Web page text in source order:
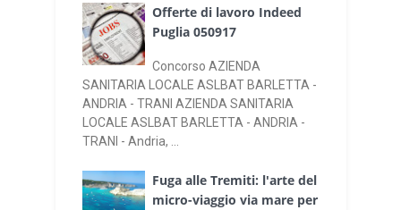
Offerte di lavoro Indeed
Puglia 050917
Concorso AZIENDA
SANITARIA LOCALE ASLBAT BARLETTA -
ANDRIA - TRANI AZIENDA SANITARIA
LOCALE ASLBAT BARLETTA - ANDRIA -
TRANI - Andria, ...
Fuga alle Tremiti: l'arte del
micro-viaggio via mare per